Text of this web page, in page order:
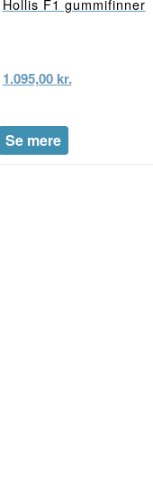
Hollis F1 gummifinner
1.095,00 kr.
Se mere